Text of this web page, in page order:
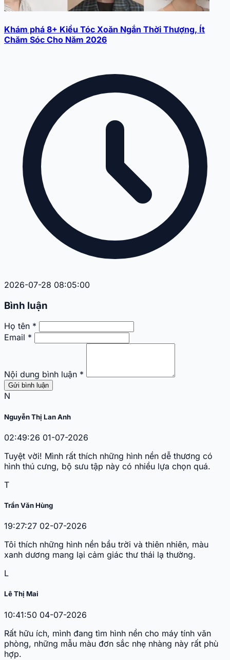
Khám phá 8+ Kiểu Tóc Xoăn Ngắn Thời Thượng, Ít
Chăm Sóc Cho Năm 2026
2026-07-28 08:05:00
Bình luận
Họ tên *
Email *
Nội dung bình luận *
Gửi bình luận
N
Nguyễn Thị Lan Anh
02:49:26 01-07-2026
Tuyệt vời! Mình rất thích những hình nền dễ thương có
hình thú cưng, bộ sưu tập này có nhiều lựa chọn quá.
T
Trần Văn Hùng
19:27:27 02-07-2026
Tôi thích những hình nền bầu trời và thiên nhiên, màu
xanh dương mang lại cảm giác thư thái lạ thường.
L
Lê Thị Mai
10:41:50 04-07-2026
Rất hữu ích, mình đang tìm hình nền cho máy tính văn
phòng, những mẫu màu đơn sắc nhẹ nhàng này rất phù
hợp.